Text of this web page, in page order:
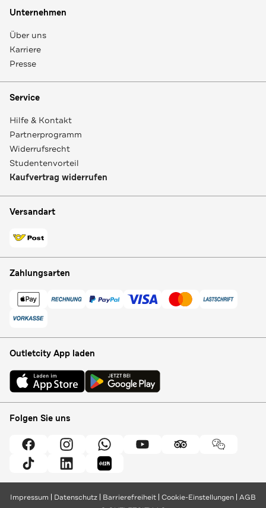
Unternehmen
Über uns
Karriere
Presse
Service
Hilfe & Kontakt
Partnerprogramm
Widerrufsrecht
Studentenvorteil
Kaufvertrag widerrufen
Versandart
Zahlungsarten
Outletcity App laden
Folgen Sie uns
Impressum Datenschutz Barrierefreiheit Cookie-Einstellungen AGB